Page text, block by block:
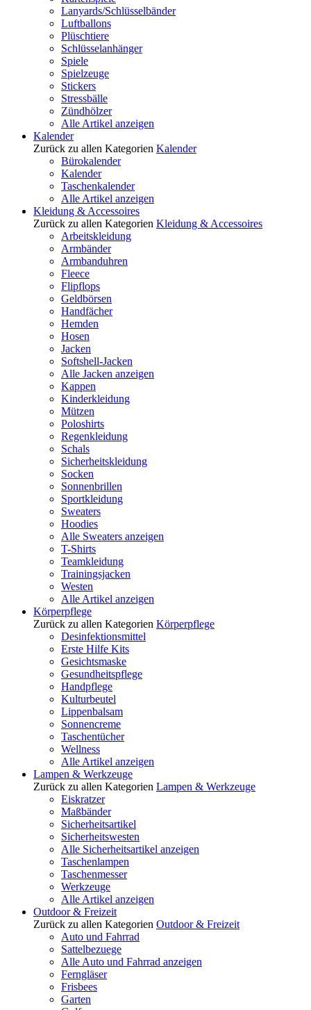
Lanyards/Schlüsselbänder
Luftballons
Plüschtiere
Schlüsselanhänger
Spiele
Spielzeuge
Stickers
Stressbälle
Zündhölzer
Alle Artikel anzeigen
Kalender
Zurück zu allen Kategorien Kalender
Bürokalender
Kalender
Taschenkalender
Alle Artikel anzeigen
Kleidung & Accessoires
Zurück zu allen Kategorien Kleidung & Accessoires
Arbeitskleidung
Armbänder
Armbanduhren
Fleece
Flipflops
Geldbörsen
Handfächer
Hemden
Hosen
Jacken
Softshell-Jacken
Alle Jacken anzeigen
Kappen
Kinderkleidung
Mützen
Poloshirts
Regenkleidung
Schals
Sicherheitskleidung
Socken
Sonnenbrillen
Sportkleidung
Sweaters
Hoodies
Alle Sweaters anzeigen
T-Shirts
Teamkleidung
Trainingsjacken
Westen
Alle Artikel anzeigen
Körperpflege
Zurück zu allen Kategorien Körperpflege
Desinfektionsmittel
Erste Hilfe Kits
Gesichtsmaske
Gesundheitspflege
Handpflege
Kulturbeutel
Lippenbalsam
Sonnencreme
Taschentücher
Wellness
Alle Artikel anzeigen
Lampen & Werkzeuge
Zurück zu allen Kategorien Lampen & Werkzeuge
Eiskratzer
Maßbänder
Sicherheitsartikel
Sicherheitswesten
Alle Sicherheitsartikel anzeigen
Taschenlampen
Taschenmesser
Werkzeuge
Alle Artikel anzeigen
Outdoor & Freizeit
Zurück zu allen Kategorien Outdoor & Freizeit
Auto und Fahrrad
Sattelbezuege
Alle Auto und Fahrrad anzeigen
Ferngläser
Frisbees
Garten